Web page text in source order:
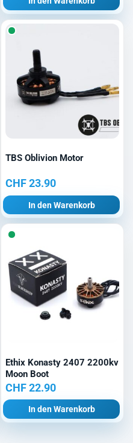
TBS Oblivion Motor
CHF23.90
In den Warenkorb
Ethix Konasty 2407 2200kv
Moon Boot
CHF22.90
In den Warenkorb